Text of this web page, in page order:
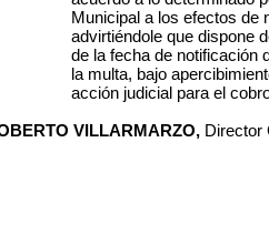
Municipal a los efectos de
advirtiéndole que dispone
de la fecha de notificación
la multa, bajo
acción judicial para el
VILLARMARZO, Director